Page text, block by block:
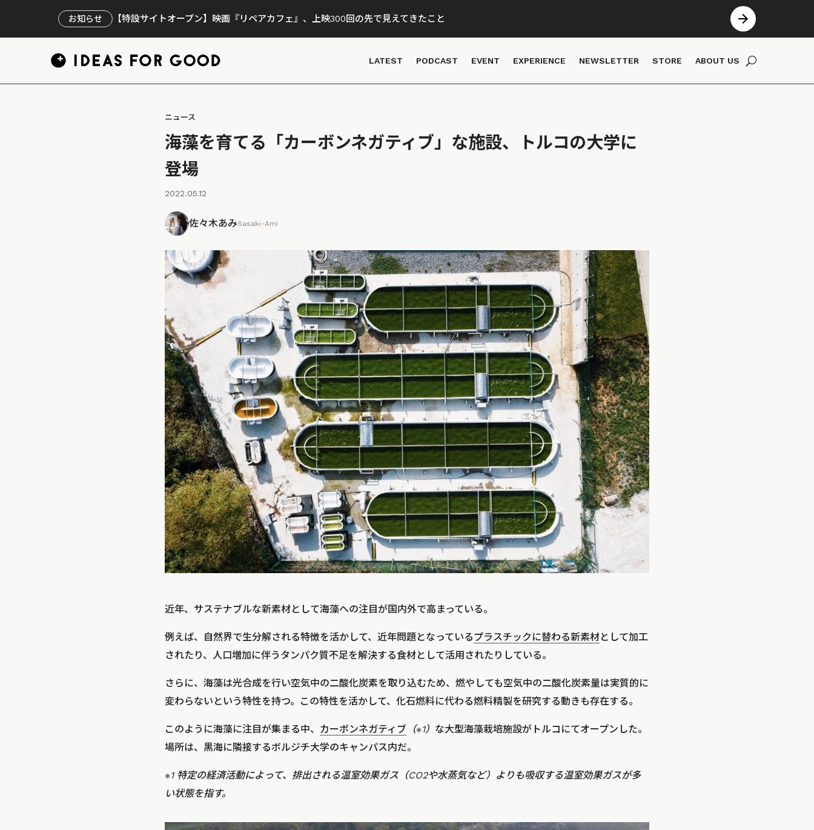
お知らせ 【特設サイトオープン】映画『リペアカフェ』、上映300回の先で見えてきたこと
LATEST PODCAST EVENT EXPERIENCE NEWSLETTER STORE ABOUT US
ニュース
海藻を育てる「カーボンネガティブ」な施設、トルコの大学に
登場
2022.05.12
佐々木あみSasaki-Ami
近年、サステナブルな新素材として海藻への注目が国内外で高まっている。
例えば、自然界で生分解される特徴を活かして、近年問題となっている プラスチックに替わる新素材として加工
されたり、人口増加に伴うタンパク質不足を解決する食材として活用されたりしている。
さらに、海藻は光合成を行い空気中の二酸化炭素を取り込むため、燃やしても空気中の二酸化炭素量は実質的に
変わらないという特性を持つ。この特性を活かして、化石燃料に代わる燃料精製を研究する動きも存在する。
このように海藻に注目が集まる中、 カーボンネガティブ （※1） な大型海藻栽培施設がトルコにてオープンした。
場所は、黒海に隣接するボルジチ大学のキャンパス内だ。
※1 特定の経済活動によって、排出される温室効果ガス（CO2や水蒸気など）よりも吸収する温室効果ガスが多
い状態を指す。